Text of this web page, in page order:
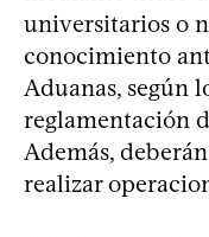
universitarios o
conocimiento
Aduanas, según
reglamentación
Además,
realizar